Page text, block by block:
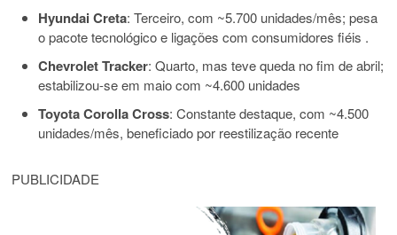
Hyundai Creta: Terceiro, com ~5.700 unidades/mês; pesa
o pacote tecnológico e ligações com consumidores fiéis .
Chevrolet Tracker: Quarto, mas teve queda no fim de abril;
estabilizou-se em maio com ~4.600 unidades
Toyota Corolla Cross: Constante destaque, com ~4.500
unidades/mês, beneficiado por reestilização recente
PUBLICIDADE